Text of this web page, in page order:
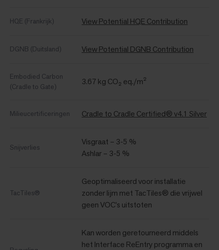
HQE (Frankrijk) View Potential HQE Contribution
DGNB (Duitsland) View Potential DGNB Contribution
Embodied Carbon
(Cradle to Gate)
3.67 kg CO₂ eq./m²
Milieucertificeringen Cradle to Cradle Certified® v4.1 Silver
Snijverlies
Visgraat – 3-5 %
Ashlar – 3-5 %
TacTiles®
Geoptimaliseerd voor installatie
zonder lijm met TacTiles® die vrijwel
geen VOC's uitstoten
Kan worden geretourneerd middels
het Interface ReEntry programma en